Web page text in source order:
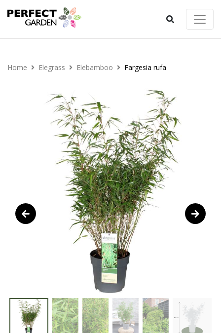
Home Elegrass Elebamboo Fargesia rufa